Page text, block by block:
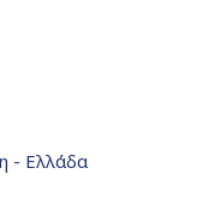
- Ελλάδα